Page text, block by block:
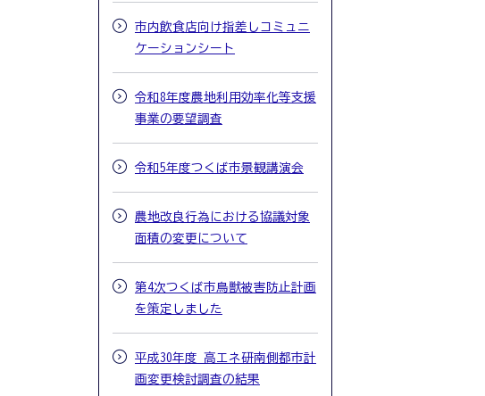
市内飲食店向け指差しコミュニ
ケーションシート
令和8年度農地利用効率化等支援
事業の要望調査
令和5年度つくば市景観講演会
農地改良行為における協議対象
面積の変更について
第4次つくば市鳥獣被害防止計画
を策定しました
平成30年度 高エネ研南側都市計
画変更検討調査の結果